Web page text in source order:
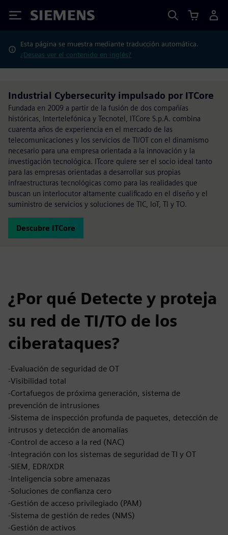
Siemens
Esta página se muestra mediante traducción automática.
¿Deseas ver el contenido en inglés?
Industrial Cybersecurity impulsado por ITCore
Fundada en 2009 a partir de la fusión de dos compañías
históricas, Intertelefónica y Tecnotel, ITCore S.p.A. combina
cuarenta años de experiencia en el mercado de las
telecomunicaciones y los servicios de TI/OT con el dinamismo
necesario para una empresa orientada a la innovación y la
investigación tecnológica. ITcore quiere ser el socio ideal tanto
para las empresas orientadas a desarrollar sus propias
infraestructuras tecnológicas como para las realidades que
buscan un interlocutor altamente cualificado en el diseño y el
suministro de servicios y soluciones de TIC, IoT, TI y TO.
Descubre ITCore
¿Por qué Detecte y proteja
su red de TI/TO de los
ciberataques?
-Evaluación de seguridad de OT
-Visibilidad total
-Cortafuegos de próxima generación, sistema de
prevención de intrusiones
-Sistema de inspección profunda de paquetes, detección de
intrusos y detección de anomalías
-Control de acceso a la red (NAC)
-Integración con los sistemas de seguridad de TI y OT
-SIEM, EDR/XDR
-Inteligencia sobre amenazas
-Soluciones de confianza cero
-Gestión de acceso privilegiado (PAM)
-Sistema de gestión de redes (NMS)
-Gestión de activos